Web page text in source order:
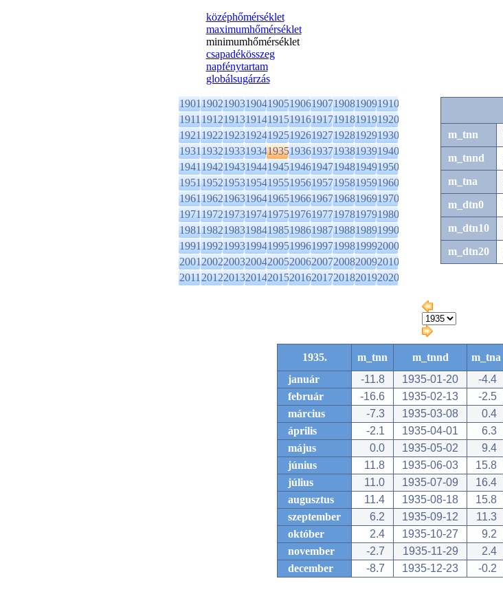
középhőmérséklet
maximumhőmérséklet
minimumhőmérséklet
csapadékösszeg
napfénytartam
globálsugárzás
1901190219031904190519061907190819091910
1911191219131914191519161917191819191920
1921192219231924192519261927192819291930
1931193219331934193519361937193819391940
1941194219431944194519461947194819491950
1951195219531954195519561957195819591960
1961196219631964196519661967196819691970
1971197219731974197519761977197819791980
1981198219831984198519861987198819891990
1991199219931994199519961997199819992000
2001200220032004200520062007200820092010
2011201220132014201520162017201820192020
m_tnn
m_tnnd
m_tna
m_dtn0
m_dtn10
m_dtn20
1935. m_tnn m_tnnd m_tna
január
-11.8 1935-01-20 -4.4
február
-16.6 1935-02-13 -2.5
március
-7.3 1935-03-08 0.4
április
-2.1 1935-04-01 6.3
május
0.0 1935-05-02 9.4
június
11.8 1935-06-03 15.8
július
11.0 1935-07-09 16.4
augusztus
11.4 1935-08-18 15.8
szeptember
6.2 1935-09-12 11.3
október
2.4 1935-10-27 9.2
november
-2.7 1935-11-29 2.4
december
-8.7 1935-12-23 -0.2